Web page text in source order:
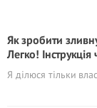
Як зробити
Легко! Інструкція
Я ділюся тільки